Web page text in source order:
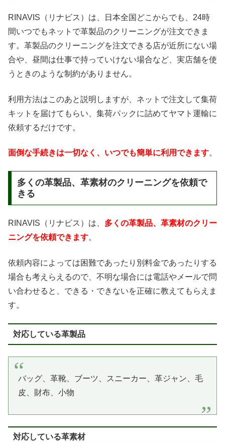
RINAVIS（リナビス）は、日本全国どこからでも、24時
間いつでもネットで革製品のクリーニングが注文できま
す。革製品のクリーニングを注文できる店が近所にない場
合や、昼間は仕事で持っていけない場合など、実店舗を使
うときのような制約がありません。
利用方法はこのあと説明しますが、ネットで注文して集荷
キットを届けてもらい、集荷パックに詰めてヤマト運輸に
依頼するだけです。
面倒な手続きは一切なく、いつでも簡単に利用できます。
多くの革製品、革素材のクリーニングを依頼で
きる
RINAVIS（リナビス）は、 多くの革製品、革素材のクリー
ニングを依頼できます。
依頼内容によっては困難であったり別料金であったりする
場合も考えらえるので、不明な場合には電話やメールで問
い合わせると、できる・できないを正確に教えてもらえま
す。
対応している革製品
バッグ、革靴、ブーツ、スニーカー、革ジャン、毛
皮、財布、小物
対応している革素材